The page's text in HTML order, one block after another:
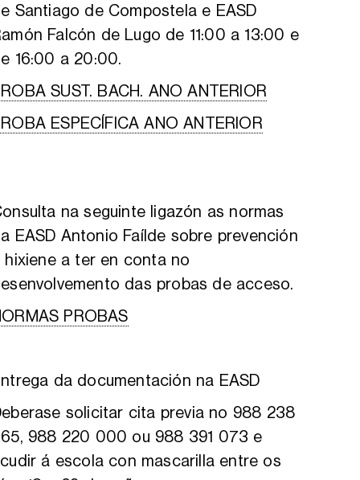
Santiago de Compostela e EASD
Falcón de Lugo de 11:00 a 13:00 e
16:00 a 20:00.
SUST. BACH. ANO ANTERIOR
ESPECÍFICA ANO ANTERIOR
na seguinte ligazón as normas
EASD Antonio Faílde sobre prevención
hixiene a ter en conta no
das probas de acceso.
PROBAS
da documentación na EASD
solicitar cita previa no 988 238
988 220 000 ou 988 391 073 e
á escola con mascarilla entre os